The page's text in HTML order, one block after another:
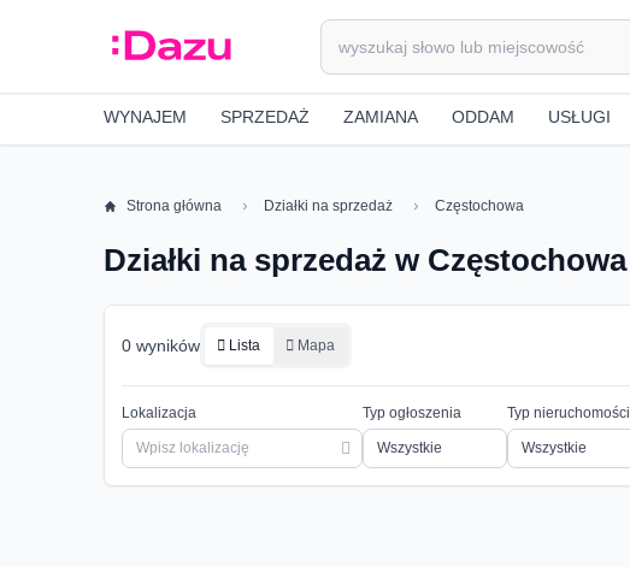
WYNAJEM SPRZEDAŻ ZAMIANA ODDAM USŁUGI
Strona główna Działki na sprzedaż Częstochowa
Działki na sprzedaż w Częstochowa
0 wyników Lista Mapa
Lokalizacja Typ ogłoszenia Typ nieruchomości
Wszystkie